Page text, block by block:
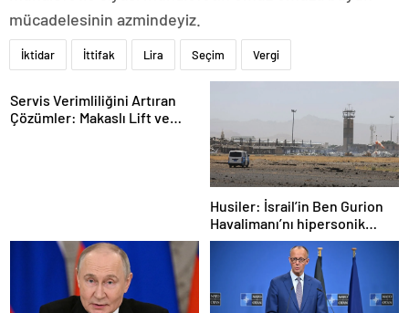
mücadelesinin azmindeyiz.
İktidar İttifak Lira Seçim Vergi
Servis Verimliliğini Artıran
Çözümler: Makaslı Lift ve
Husiler: İsrail’in Ben Gurion
Havalimanı’nı hipersonik
füzeyle hedef aldık